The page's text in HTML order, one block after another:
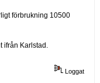
förbrukning 10500
ifrån Karlstad.
Loggat